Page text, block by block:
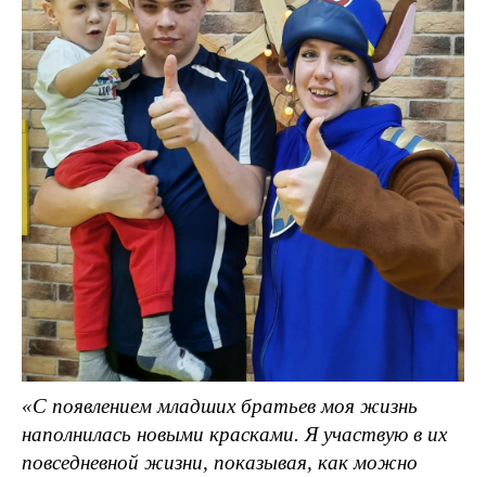
«С появлением младших братьев моя жизнь
наполнилась новыми красками. Я участвую в их
повседневной жизни, показывая, как можно